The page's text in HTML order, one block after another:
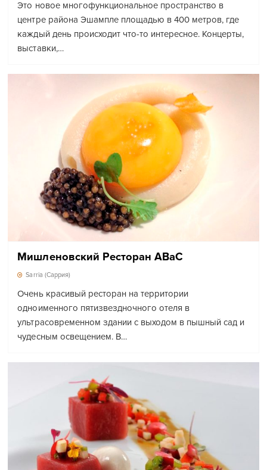
Это новое многофункциональное пространство в
центре района Эшампле площадью в 400 метров, где
каждый день происходит что-то интересное. Концерты,
выставки,…
Мишленовский Ресторан ABaC
Sarria (Саррия)
Очень красивый ресторан на территории
одноименного пятизвездночного отеля в
ультрасовременном здании с выходом в пышный сад и
чудесным освещением. В…